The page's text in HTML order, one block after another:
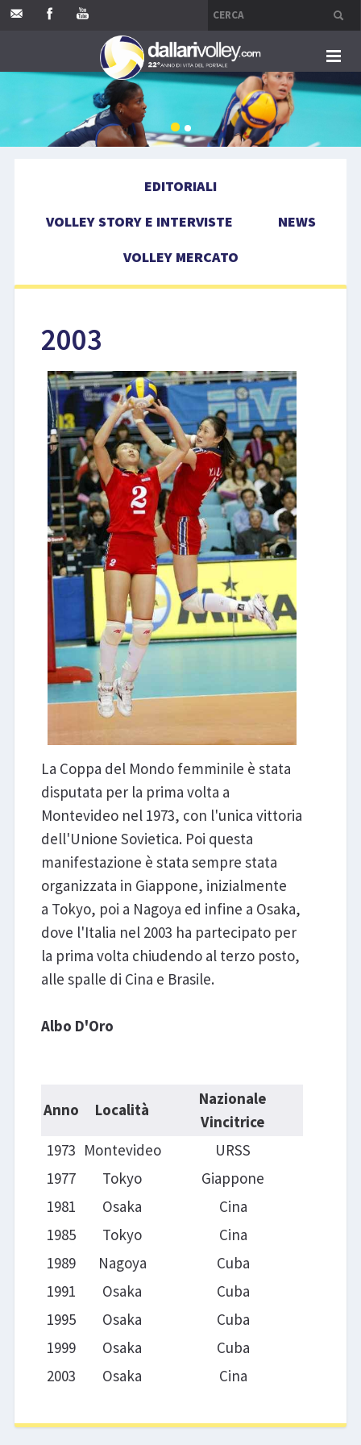
HOME
LIBRI
EDITORIALI
VOLLEY STORY E INTERVISTE
NEWS
VOLLEY MERCATO
2003
La Coppa del Mondo femminile è stata
disputata per la prima volta a
Montevideo nel 1973, con l'unica vittoria
dell'Unione Sovietica. Poi questa
manifestazione è stata sempre stata
organizzata in Giappone, inizialmente
a Tokyo, poi a Nagoya ed infine a Osaka,
dove l'Italia nel 2003 ha partecipato per
la prima volta chiudendo al terzo posto,
alle spalle di Cina e Brasile.
Albo D'Oro
Anno Località
Nazionale
Vincitrice
1973 Montevideo
URSS
1977
Tokyo
Giappone
1981
Osaka
Cina
1985
Tokyo
Cina
1989
Nagoya
Cuba
1991
Osaka
Cuba
1995
Osaka
Cuba
1999
Osaka
Cuba
2003
Osaka Cina